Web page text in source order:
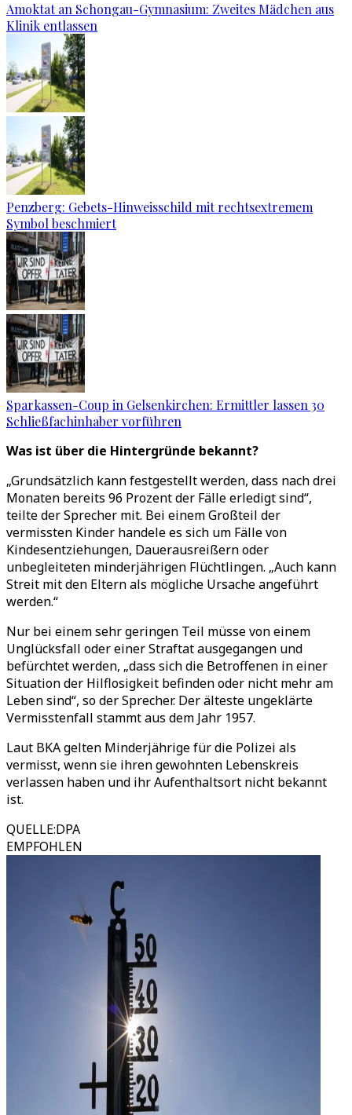
Amoktat an Schongau-Gymnasium: Zweites Mädchen aus
Klinik entlassen
Penzberg: Gebets-Hinweisschild mit rechtsextremem
Symbol beschmiert
Sparkassen-Coup in Gelsenkirchen: Ermittler lassen 30
Schließfachinhaber vorführen
Was ist über die Hintergründe bekannt?
„Grundsätzlich kann festgestellt werden, dass nach drei
Monaten bereits 96 Prozent der Fälle erledigt sind“,
teilte der Sprecher mit. Bei einem Großteil der
vermissten Kinder handele es sich um Fälle von
Kindesentziehungen, Dauerausreißern oder
unbegleiteten minderjährigen Flüchtlingen. „Auch kann
Streit mit den Eltern als mögliche Ursache angeführt
werden.“
Nur bei einem sehr geringen Teil müsse von einem
Unglücksfall oder einer Straftat ausgegangen und
befürchtet werden, „dass sich die Betroffenen in einer
Situation der Hilflosigkeit befinden oder nicht mehr am
Leben sind“, so der Sprecher. Der älteste ungeklärte
Vermisstenfall stammt aus dem Jahr 1957.
Laut BKA gelten Minderjährige für die Polizei als
vermisst, wenn sie ihren gewohnten Lebenskreis
verlassen haben und ihr Aufenthaltsort nicht bekannt
ist.
QUELLE:DPA
EMPFOHLEN